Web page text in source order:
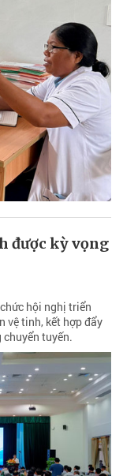
được kỳ vọng
hội nghị triển
vệ tinh, kết hợp đẩy
tuyến.